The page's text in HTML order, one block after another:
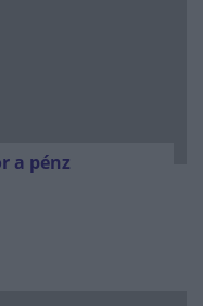
a pénz